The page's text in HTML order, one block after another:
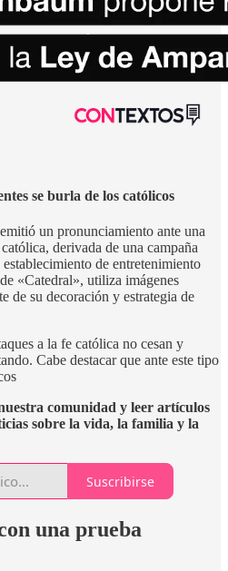
se burla de los católicos
un pronunciamiento ante una
derivada de una campaña
de entretenimiento
«Catedral», utiliza imágenes
de su decoración y estrategia de
a la fe católica no cesan y
Cabe destacar que ante este tipo
comunidad y leer artículos
sobre la vida, la familia y la
Suscribirse
una prueba